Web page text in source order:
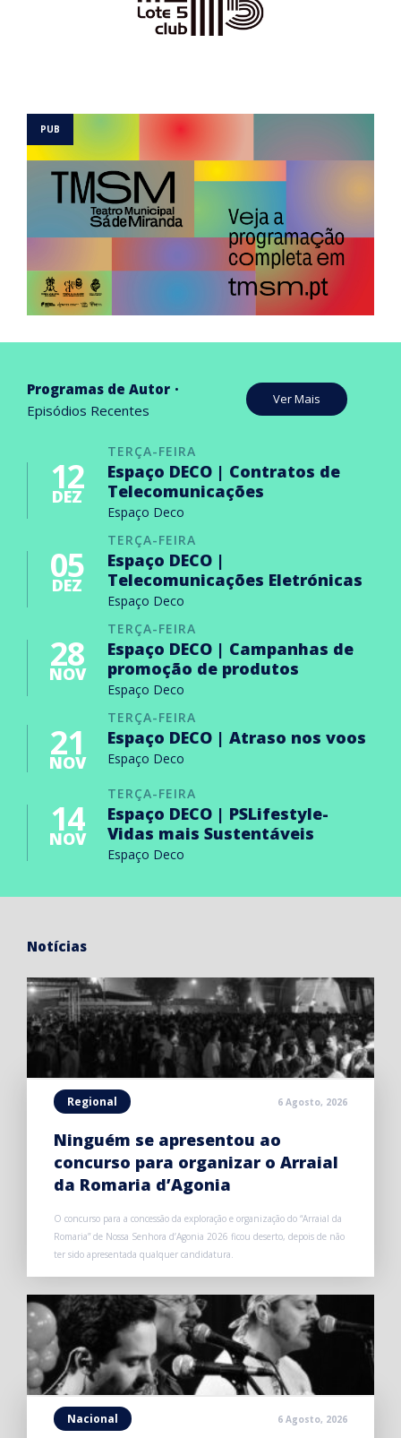
Programas de Autor
Episódios Recentes
Ver Mais
TERÇA-FEIRA
12
DEZ
Espaço DECO | Contratos de
Telecomunicações
Espaço Deco
TERÇA-FEIRA
05
DEZ
Espaço DECO |
Telecomunicações Eletrónicas
Espaço Deco
TERÇA-FEIRA
28
NOV
Espaço DECO | Campanhas de
promoção de produtos
Espaço Deco
TERÇA-FEIRA
21
NOV
Espaço DECO | Atraso nos voos
Espaço Deco
TERÇA-FEIRA
14
NOV
Espaço DECO | PSLifestyle-
Vidas mais Sustentáveis
Espaço Deco
Notícias
Regional 6 Agosto, 2026
Ninguém se apresentou ao
concurso para organizar o Arraial
da Romaria d’Agonia
O concurso para a concessão da exploração e organização do “Arraial da
Romaria” de Nossa Senhora d’Agonia 2026 ficou deserto, depois de não
ter sido apresentada qualquer candidatura.
Nacional 6 Agosto, 2026